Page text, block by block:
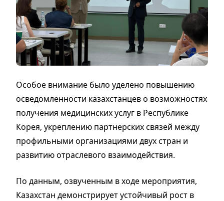
Особое внимание было уделено повышению
осведомленности казахстанцев о возможностях
получения медицинских услуг в Республике
Корея, укреплению партнерских связей между
профильными организациями двух стран и
развитию отраслевого взаимодействия.
По данным, озвученным в ходе мероприятия,
Казахстан демонстрирует устойчивый рост в